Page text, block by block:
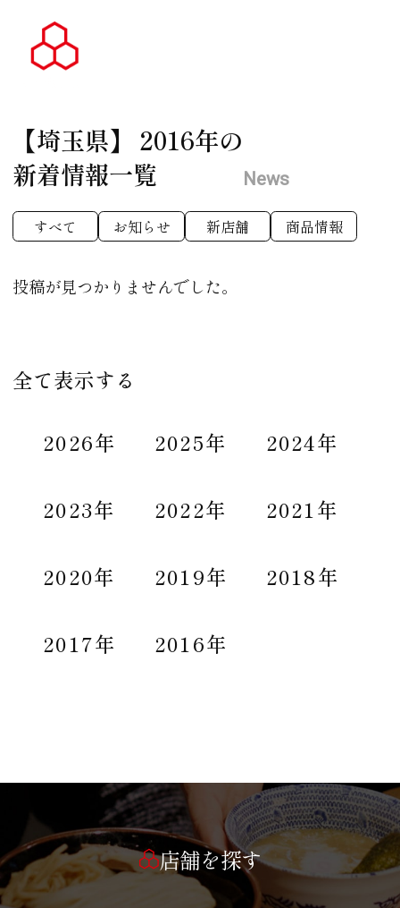
【埼玉県】 2016年の
新着情報一覧
News
すべて お知らせ 新店舗 商品情報
投稿が見つかりませんでした。
全て表示する
2026年 2025年 2024年
2023年 2022年 2021年
2020年 2019年 2018年
2017年 2016年
店舗を探す